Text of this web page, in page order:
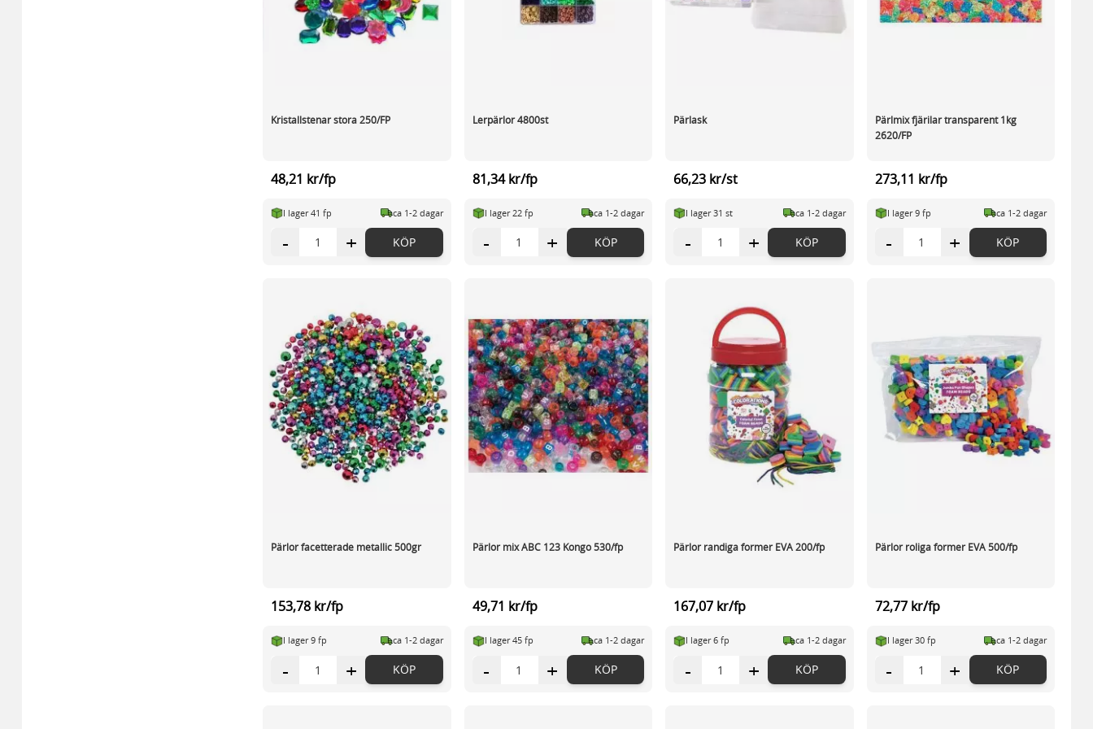
Kristallstenar stora 250/FP
48,21 kr/fp
I lager 41 fp ca 1-2 dagar
- + KÖP
Lerpärlor 4800st
81,34 kr/fp
I lager 22 fp ca 1-2 dagar
- + KÖP
Pärlask
66,23 kr/st
I lager 31 st ca 1-2 dagar
- + KÖP
Pärlmix fjärilar transparent 1kg
2620/FP
273,11 kr/fp
I lager 9 fp ca 1-2 dagar
- + KÖP
Pärlor facetterade metallic 500gr
153,78 kr/fp
I lager 9 fp ca 1-2 dagar
- + KÖP
Pärlor mix ABC 123 Kongo 530/fp
49,71 kr/fp
I lager 45 fp ca 1-2 dagar
- + KÖP
Pärlor randiga former EVA 200/fp
167,07 kr/fp
I lager 6 fp ca 1-2 dagar
- + KÖP
Pärlor roliga former EVA 500/fp
72,77 kr/fp
I lager 30 fp ca 1-2 dagar
- + KÖP